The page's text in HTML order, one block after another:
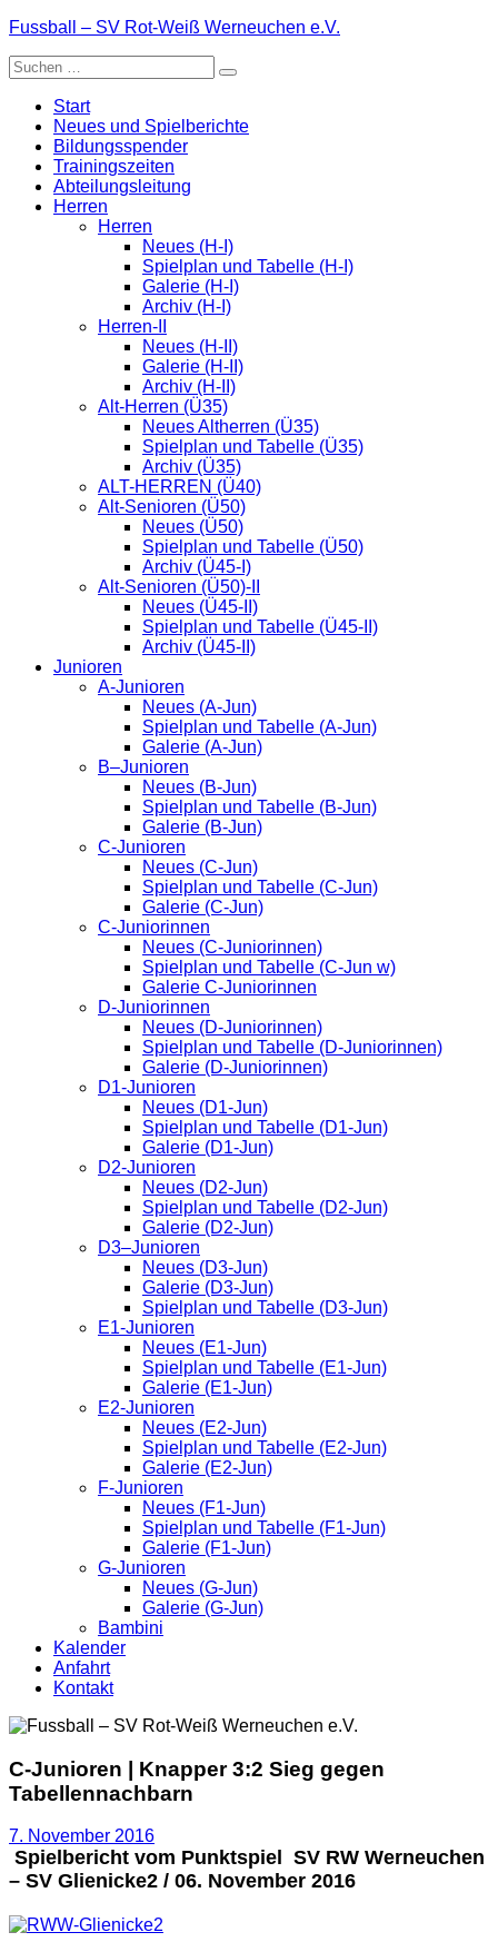
Zum
springen
Fussball – SV Rot-Weiß Werneuchen e.V.
Suche
nach:
Start
Neues und Spielberichte
Bildungsspender
Trainingszeiten
Abteilungsleitung
Herren
Herren
Neues (H-I)
Spielplan und Tabelle (H-I)
Galerie (H-I)
Archiv (H-I)
Herren-II
Neues (H-II)
Galerie (H-II)
Archiv (H-II)
Alt-Herren (Ü35)
Neues Altherren (Ü35)
Spielplan und Tabelle (Ü35)
Archiv (Ü35)
ALT-HERREN (Ü40)
Alt-Senioren (Ü50)
Neues (Ü50)
Spielplan und Tabelle (Ü50)
Archiv (Ü45-I)
Alt-Senioren (Ü50)-II
Neues (Ü45-II)
Spielplan und Tabelle (Ü45-II)
Archiv (Ü45-II)
Junioren
A-Junioren
Neues (A-Jun)
Spielplan und Tabelle (A-Jun)
Galerie (A-Jun)
B–Junioren
Neues (B-Jun)
Spielplan und Tabelle (B-Jun)
Galerie (B-Jun)
C-Junioren
Neues (C-Jun)
Spielplan und Tabelle (C-Jun)
Galerie (C-Jun)
C-Juniorinnen
Neues (C-Juniorinnen)
Spielplan und Tabelle (C-Jun w)
Galerie C-Juniorinnen
D-Juniorinnen
Neues (D-Juniorinnen)
Spielplan und Tabelle (D-Juniorinnen)
Galerie (D-Juniorinnen)
D1-Junioren
Neues (D1-Jun)
Spielplan und Tabelle (D1-Jun)
Galerie (D1-Jun)
D2-Junioren
Neues (D2-Jun)
Spielplan und Tabelle (D2-Jun)
Galerie (D2-Jun)
D3–Junioren
Neues (D3-Jun)
Galerie (D3-Jun)
Spielplan und Tabelle (D3-Jun)
E1-Junioren
Neues (E1-Jun)
Spielplan und Tabelle (E1-Jun)
Galerie (E1-Jun)
E2-Junioren
Neues (E2-Jun)
Spielplan und Tabelle (E2-Jun)
Galerie (E2-Jun)
F-Junioren
Neues (F1-Jun)
Spielplan und Tabelle (F1-Jun)
Galerie (F1-Jun)
G-Junioren
Neues (G-Jun)
Galerie (G-Jun)
Bambini
Kalender
Anfahrt
Kontakt
C-Junioren | Knapper 3:2 Sieg gegen
Tabellennachbarn
7. November 2016
Spielbericht vom Punktspiel SV RW Werneuchen
– SV Glienicke2 / 06. November 2016